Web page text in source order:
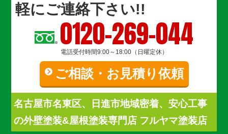
軽にご連絡下さい!!
0120-269-044
電話受付時間9:00～18:00（日曜定休）
ご相談・お見積り依頼
名古屋市名東区、日進市地域密着、安心工事
の外壁塗装&屋根塗装専門店 フルヤマ塗装店